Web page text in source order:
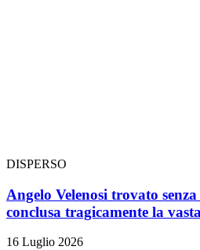
DISPERSO
Angelo Velenosi trovato
conclusa tragicamente la
16 Luglio 2026